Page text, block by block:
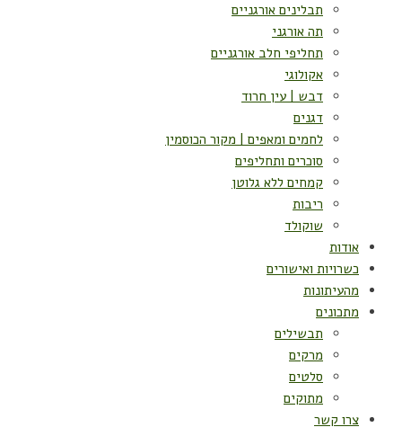
תבלינים אורגניים
תה אורגני
תחליפי חלב אורגניים
אקולוגי
דבש | עין חרוד
דגנים
לחמים ומאפים | מקור הכוסמין
סוכרים ותחליפים
קמחים ללא גלוטן
ריבות
שוקולד
אודות
כשרויות ואישורים
מהעיתונות
מתכונים
תבשילים
מרקים
סלטים
מתוקים
צרו קשר